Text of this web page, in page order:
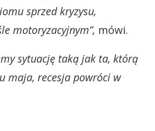
sprzed kryzysu,
motoryzacyjnym”, mówi.
sytuację taką jak ta, którą
maja, recesja powróci w